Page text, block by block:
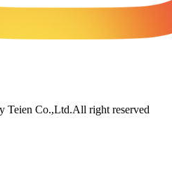
Teien Co.,Ltd.All right reserved